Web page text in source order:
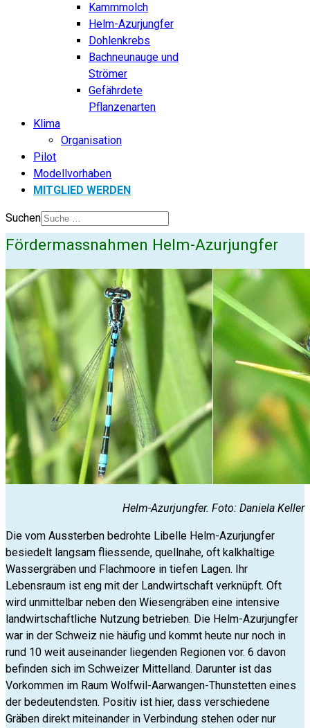
Kammmolch
Helm-Azurjungfer
Dohlenkrebs
Bachneunauge und
Strömer
Gefährdete
Pflanzenarten
Klima
Organisation
Pilot
Modellvorhaben
MITGLIED WERDEN
Suchen
Fördermassnahmen Helm-Azurjungfer
Helm-Azurjungfer. Foto: Daniela Keller
Die vom Aussterben bedrohte Libelle Helm-Azurjungfer
besiedelt langsam fliessende, quellnahe, oft kalkhaltige
Wassergräben und Flachmoore in tiefen Lagen. Ihr
Lebensraum ist eng mit der Landwirtschaft verknüpft. Oft
wird unmittelbar neben den Wiesengräben eine intensive
landwirtschaftliche Nutzung betrieben. Die Helm-Azurjungfer
war in der Schweiz nie häufig und kommt heute nur noch in
rund 10 weit auseinander liegenden Regionen vor. 6 davon
befinden sich im Schweizer Mittelland. Darunter ist das
Vorkommen im Raum Wolfwil-Aarwangen-Thunstetten eines
der bedeutendsten. Positiv ist hier, dass verschiedene
Gräben direkt miteinander in Verbindung stehen oder nur